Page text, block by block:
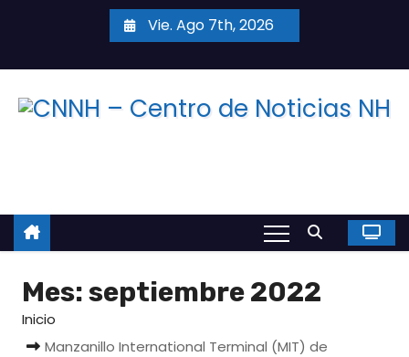
c
Vie. Ago 7th, 2026
Mes:septiembre 2022
Inicio
Manzanillo International Terminal (MIT) de